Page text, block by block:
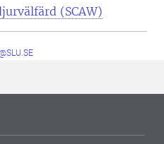
(SCAW)